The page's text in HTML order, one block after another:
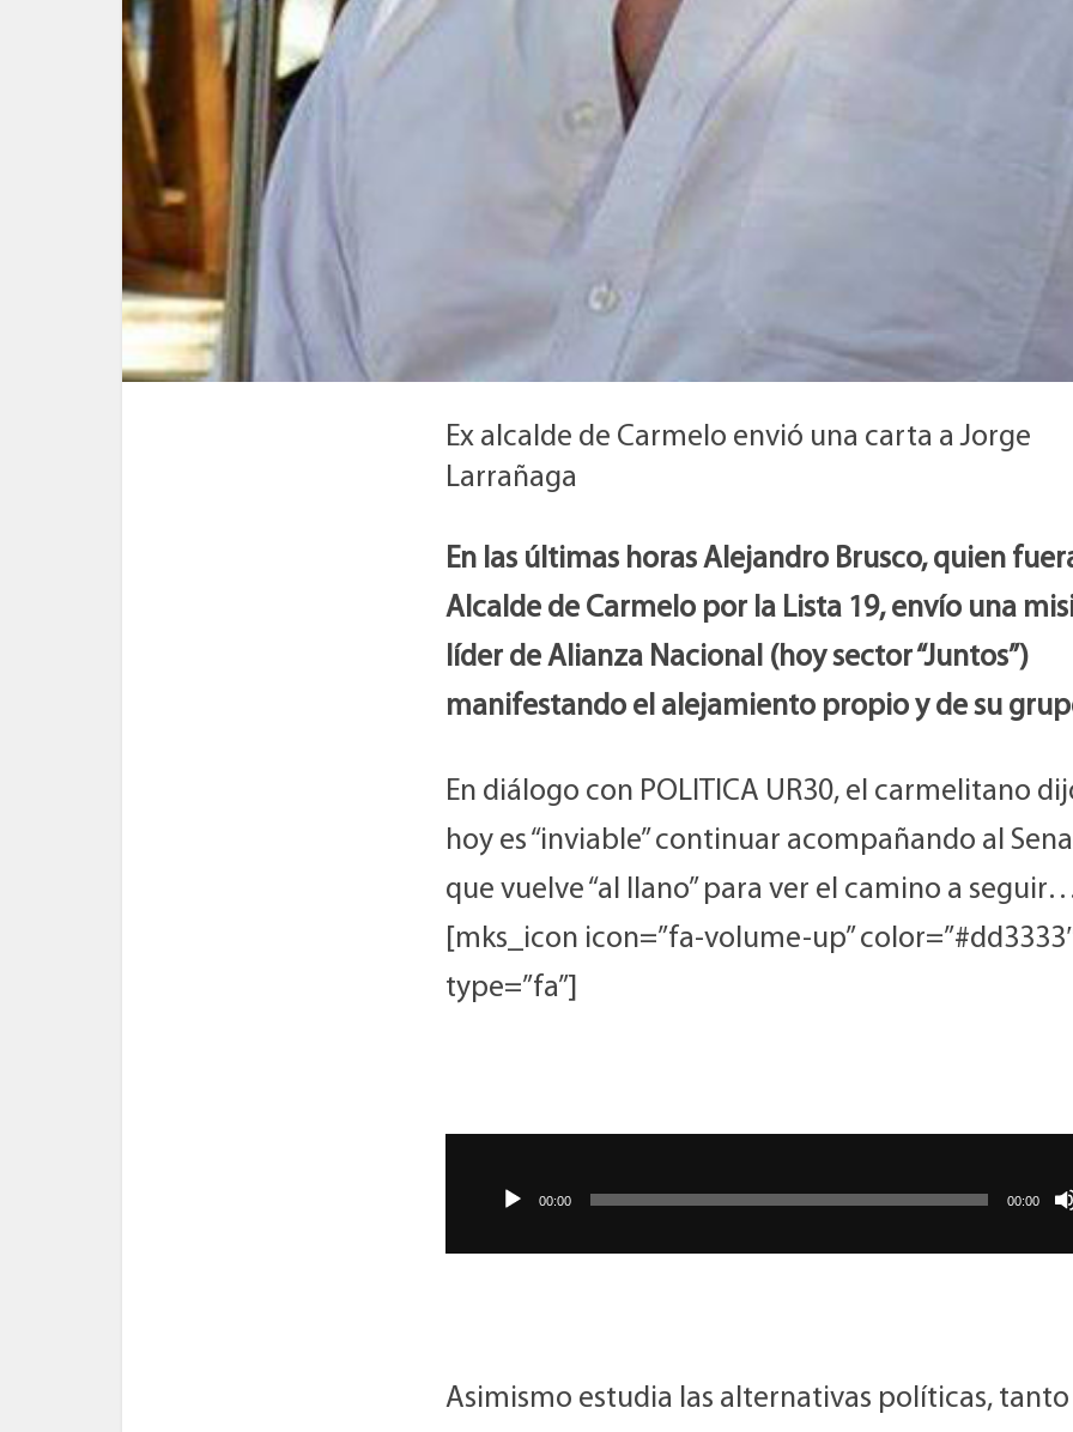
Ex alcalde de Carmelo envió una carta a Jorge
Larrañaga
En las últimas horas Alejandro Brusco, quien
Alcalde de Carmelo por la Lista 19, envío una
líder de Alianza Nacional (hoy sector “Juntos”)
manifestando el alejamiento propio y de su
En diálogo con POLITICA UR30, el carmelitano
hoy es “inviable” continuar acompañando al
que vuelve “al llano” para ver el camino a
[mks_icon icon=”fa-volume-up”
type=”fa”]
audio
00:00 00:00
Asimismo estudia las alternativas políticas, tanto